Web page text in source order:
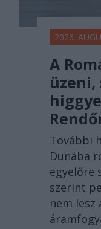
2026.
A
üzeni,
További
Dunába
egyelőre
szerint
nem lesz